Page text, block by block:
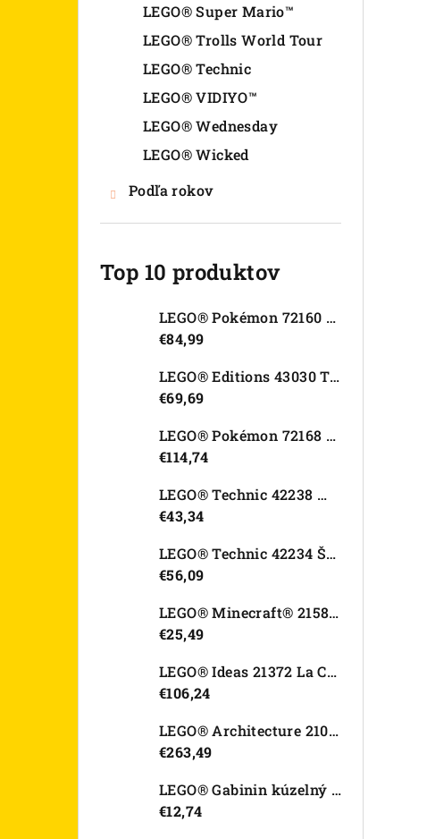
LEGO® Super Mario™
LEGO® Trolls World Tour
LEGO® Technic
LEGO® VIDIYO™
LEGO® Wednesday
LEGO® Wicked
Podľa rokov
Top 10 produktov
LEGO® Pokémon 72160 Arcanine
€84,99
LEGO® Editions 43030 Tajná skrýša Olivie Rodrigo
€69,69
LEGO® Pokémon 72168 Rayquaza
€114,74
LEGO® Technic 42238 Motorka Ducati Desmo450 MX Factory
€43,34
LEGO® Technic 42234 Športové auto Dodge Viper GTS-R
€56,09
LEGO® Minecraft® 21582 Kurací džokej
€25,49
LEGO® Ideas 21372 La Catrina
€106,24
LEGO® Architecture 21067 Tower Bridge
€263,49
LEGO® Gabinin kúzelný domček 11212 Záhradný domček Víly mačičky
€12,74